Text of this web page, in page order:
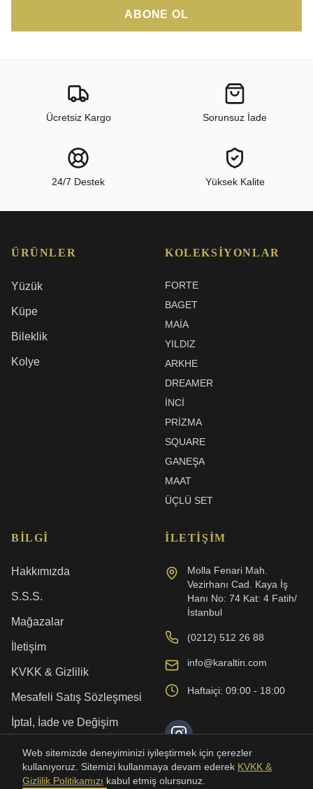
ABONE OL
Ücretsiz Kargo Sorunsuz İade
24/7 Destek Yüksek Kalite
ÜRÜNLER
Yüzük
Küpe
Bileklik
Kolye
KOLEKSIYONLAR
FORTE
BAGET
MAIA
YILDIZ
ARKHE
DREAMER
İNCI
PRIZMA
SQUARE
GANEŞA
MAAT
ÜÇLÜ SET
BILGI
Hakkımızda
S.S.S.
Mağazalar
İletişim
KVKK & Gizlilik
Mesafeli Satış Sözleşmesi
İptal, İade ve Değişim
Kargo ve Teslimat
İLETIŞIM
Molla Fenari Mah.
Vezirhanı Cad. Kaya İş
Hanı No: 74 Kat: 4 Fatih/
İstanbul
(0212) 512 26 88
info@karaltin.com
Haftaiçi: 09:00 - 18:00
Web sitemizde deneyiminizi iyileştirmek için çerezler
kullanıyoruz. Sitemizi kullanmaya devam ederek KVKK &
Gizlilik Politikamızı kabul etmiş olursunuz.